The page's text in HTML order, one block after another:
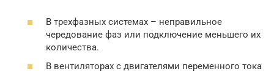
В трехфазных системах – неправильное
чередование фаз или подключение меньшего их
количества.
В вентиляторах с двигателями переменного тока